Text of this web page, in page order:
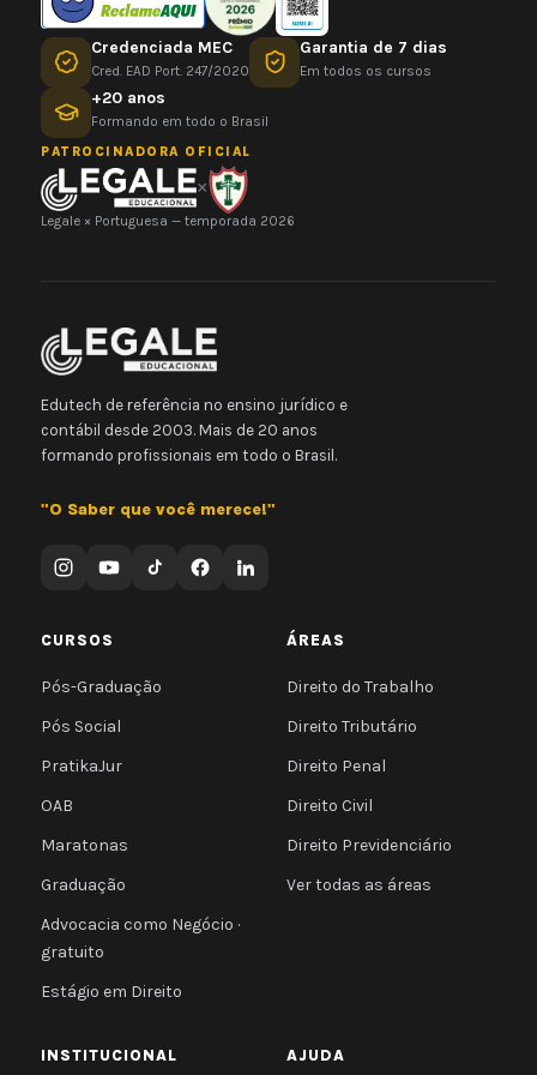
Credenciada MEC
Cred. EAD Port. 247/2020
Garantia de 7 dias
Em todos os cursos
+20 anos
Formando em todo o Brasil
PATROCINADORA OFICIAL
×
Legale × Portuguesa — temporada 2026
Edutech de referência no ensino jurídico e
contábil desde 2003. Mais de 20 anos
formando profissionais em todo o Brasil.
"O Saber que você merece!"
CURSOS
Pós-Graduação
Pós Social
PratikaJur
OAB
Maratonas
Graduação
Advocacia como Negócio ·
gratuito
Estágio em Direito
ÁREAS
Direito do Trabalho
Direito Tributário
Direito Penal
Direito Civil
Direito Previdenciário
Ver todas as áreas
INSTITUCIONAL AJUDA